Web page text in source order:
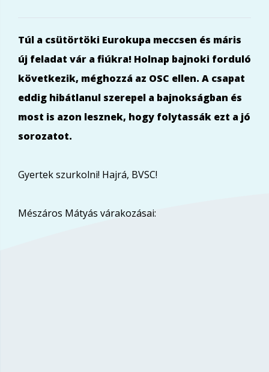
Túl a csütörtöki Eurokupa meccsen és máris
új feladat vár a fiúkra! Holnap bajnoki forduló
következik, méghozzá az OSC ellen. A csapat
eddig hibátlanul szerepel a bajnokságban és
most is azon lesznek, hogy folytassák ezt a jó
sorozatot.
Gyertek szurkolni! Hajrá, BVSC!
Mészáros Mátyás várakozásai: